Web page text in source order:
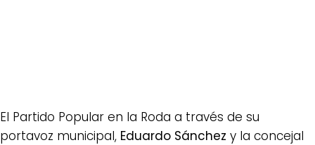
El Partido Popular en la Roda a través de su
portavoz municipal, Eduardo Sánchez y la concejal